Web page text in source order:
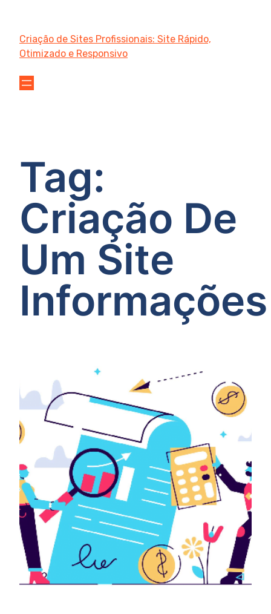
Criação de Sites Profissionais: Site Rápido,
Otimizado e Responsivo
Tag:
Criação De
Um Site
Informações